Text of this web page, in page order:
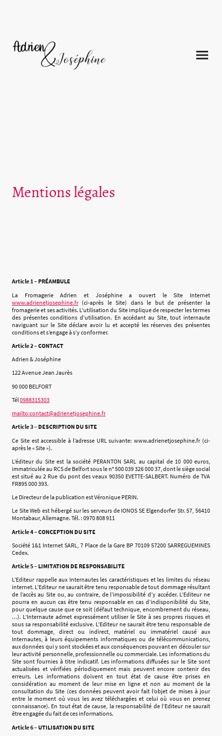
Mentions légales
Article 1 – PRÉAMBULE
La Fromagerie Adrien et Joséphine a ouvert le Site Internet
www.adrienetjosephine.fr(ci-après le Site) dans le but de présenter la
fromagerie et ses activités. L’utilisation du Site implique de respecter les termes
des présentes conditions d’utilisation. En accédant au Site, tout internaute
naviguant sur le Site déclare avoir lu et accepté les réserves des présentes
conditions et s’engage à s’y conformer.
Article 2 – CONTACT
Adrien & Joséphine
122 Avenue Jean Jaurès
90 000 BELFORT
Tél 0988315303
mailto:contact@adrienetjosephine.fr
Article 3 – DESCRIPTION DU SITE
Ce Site est accessible à l’adresse URL suivante: www.adrienetjosephine.fr (ci-
après le « Site »).
L’éditeur du Site est la société PERANTON SARL au capital de 10 000 euros,
immatriculée au RCS de Belfort sous le n° 500 039 326 000 37, dont le siège social
est situé au 2 Rue du pont des veaux 90350 EVETTE-SALBERT. Numéro de TVA
FR895 000 393.
Le Directeur de la publication est Véronique PERIN.
Le Site Web est hébergé sur les serveurs de IONOS SE Elgendorfer Str. 57, 56410
Montabaur, Allemagne. Tél. : 0970 808 911
Article 4 – CONCEPTION DU SITE
Société 1&1 Internet SARL, 7 Place de la Gare BP 70109 57200 SARREGUEMINES
Cedex.
Article 5 – LIMITATION DE RESPONSABILITE
L’Editeur rappelle aux Internautes les caractéristiques et les limites du réseau
internet. L’Editeur ne saurait être tenu responsable de tout dommage résultant
de l’accès au Site ou, au contraire, de l’impossibilité d’y accéder. L’Editeur ne
pourra en aucun cas être tenu responsable en cas d’indisponibilité du Site,
pour quelque cause que ce soit (défaut technique, encombrement du réseau,
…). L’Internaute admet expressément utiliser le Site à ses propres risques et
sous sa responsabilité exclusive. L’Editeur ne saurait être tenu responsable de
tout dommage, direct ou indirect, matériel ou immatériel causé aux
Internautes, à leurs équipements informatiques ou de télécommunications,
aux données qui y sont stockées et aux conséquences pouvant en découler sur
leur activité personnelle, professionnelle ou commerciale. Les informations du
Site sont fournies à titre indicatif. Les informations diffusées sur le Site sont
actualisées et vérifiées périodiquement mais peuvent encore contenir des
erreurs. Les informations doivent en tout état de cause être prises en
considération au moment de leur mise en ligne et non au moment de la
consultation du Site (ces données peuvent avoir fait l’objet de mises à jour
entre le moment où vous les avez téléchargées et celui où vous en prenez
connaissance). En tout état de cause, la responsabilité de l’Editeur ne saurait
être engagée du fait de ces informations.
Article 6 – UTILISATION DU SITE